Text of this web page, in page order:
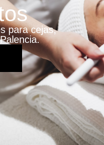
para cejas,